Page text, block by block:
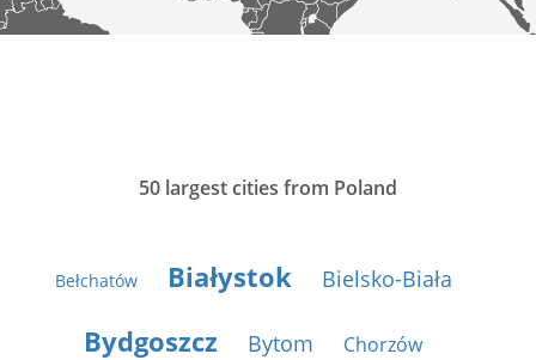
50 largest cities from Poland
Bełchatów Białystok Bielsko-Biała
Bydgoszcz Bytom Chorzów